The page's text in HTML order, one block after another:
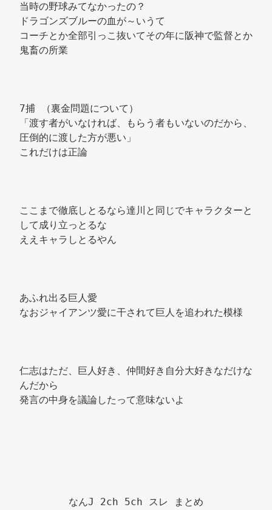
当時の野球みてなかったの？
ドラゴンズブルーの血が～いうて
コーチとか全部引っこ抜いてその年に阪神で監督とか
鬼畜の所業
7捕 （裏金問題について）
「渡す者がいなければ、もらう者もいないのだから、
圧倒的に渡した方が悪い」
これだけは正論
ここまで徹底しとるなら達川と同じでキャラクターと
して成り立っとるな
ええキャラしとるやん
あふれ出る巨人愛
なおジャイアンツ愛に干されて巨人を追われた模様
仁志はただ、巨人好き、仲間好き自分大好きなだけな
んだから
発言の中身を議論したって意味ないよ
なんJ 2ch 5ch スレ まとめ